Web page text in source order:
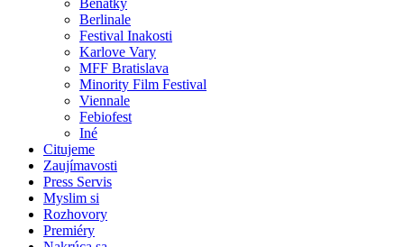
Benátky
Berlinale
Festival Inakosti
Karlove Vary
MFF Bratislava
Minority Film Festival
Viennale
Febiofest
Iné
Citujeme
Zaujímavosti
Press Servis
Myslim si
Rozhovory
Premiéry